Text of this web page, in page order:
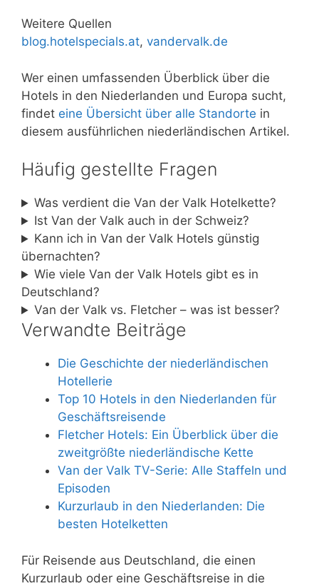
Weitere Quellen
blog.hotelspecials.at, vandervalk.de
Wer einen umfassenden Überblick über die
Hotels in den Niederlanden und Europa sucht,
findet eine Übersicht über alle Standorte in
diesem ausführlichen niederländischen Artikel.
Häufig gestellte Fragen
Was verdient die Van der Valk Hotelkette?
Ist Van der Valk auch in der Schweiz?
Kann ich in Van der Valk Hotels günstig
übernachten?
Wie viele Van der Valk Hotels gibt es in
Deutschland?
Van der Valk vs. Fletcher – was ist besser?
Verwandte Beiträge
Die Geschichte der niederländischen
Hotellerie
Top 10 Hotels in den Niederlanden für
Geschäftsreisende
Fletcher Hotels: Ein Überblick über die
zweitgrößte niederländische Kette
Van der Valk TV-Serie: Alle Staffeln und
Episoden
Kurzurlaub in den Niederlanden: Die
besten Hotelketten
Für Reisende aus Deutschland, die einen
Kurzurlaub oder eine Geschäftsreise in die